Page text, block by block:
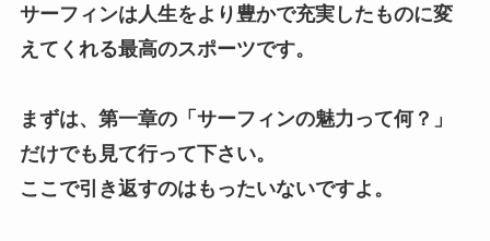
サーフィンは人生をより豊かで充実したものに変
えてくれる最高のスポーツです。
まずは、第一章の「サーフィンの魅力って何？」
だけでも見て行って下さい。
ここで引き返すのはもったいないですよ。